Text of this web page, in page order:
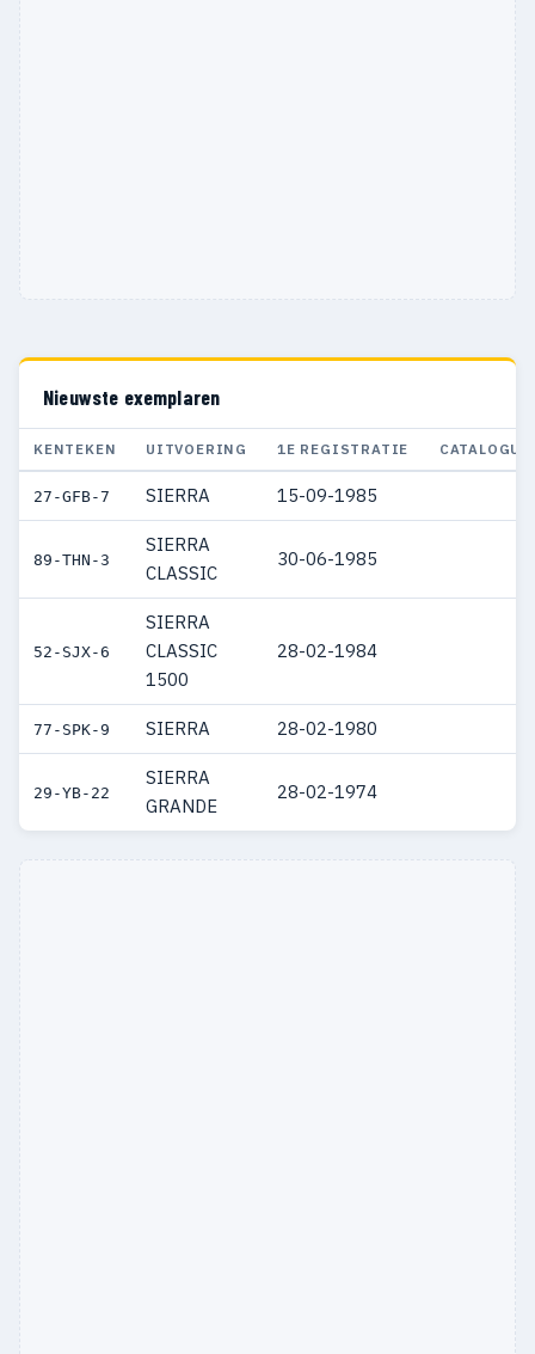
Nieuwste exemplaren
KENTEKEN UITVOERING 1E REGISTRATIE
27-GFB-7 SIERRA 15-09-1985
89-THN-3
SIERRA
CLASSIC
30-06-1985
52-SJX-6
SIERRA
CLASSIC
1500
28-02-1984
77-SPK-9 SIERRA 28-02-1980
29-YB-22
SIERRA
GRANDE
28-02-1974